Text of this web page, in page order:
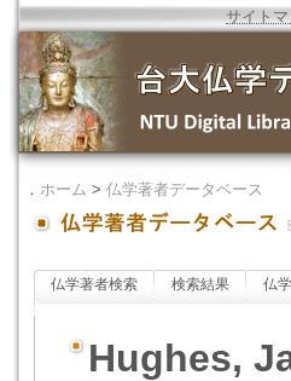
サイト
． ホーム > 仏学著者データベース
仏学著者検索 検索結果 仏
Hughes,